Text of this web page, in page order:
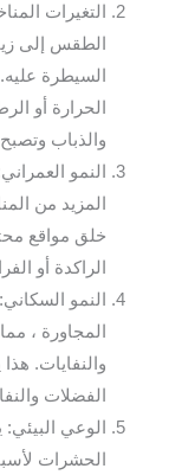
التغيرات
الطقس إلى
السيطرة
الحرارة أو
والذباب
النمو
المزيد من
خلق مواقع
الراكدة أو
النمو
المجاورة ،
والنفايات.
الفضلات
الوعي
الحشرات